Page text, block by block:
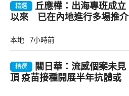
精選
丘應樺：出海專班成立
以來 已在內地進行多場推介
本地 7小時前
精選
關日華：流感個案未見
頂 疫苗接種開展半年抗體或